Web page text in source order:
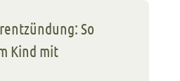
So
Kind mit